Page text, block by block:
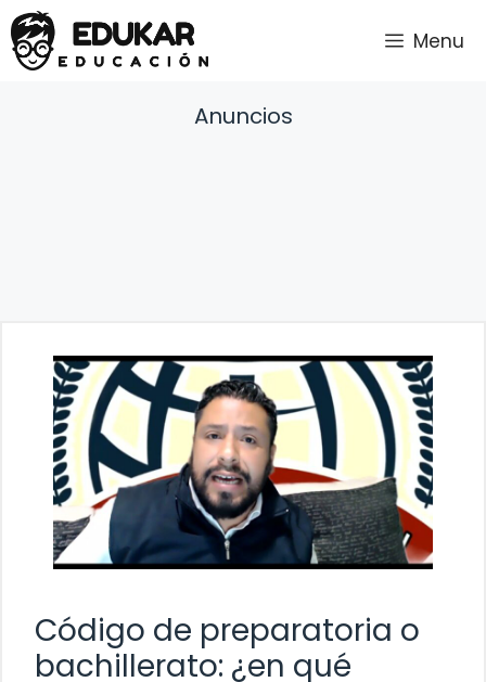
Saltar
al
contenido
Menu
Anuncios
Código de preparatoria o
bachillerato: ¿en qué